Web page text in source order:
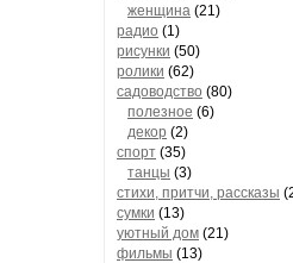
женщина (21)
радио (1)
рисунки (50)
ролики (62)
садоводство (80)
полезное (6)
декор (2)
спорт (35)
танцы (3)
стихи, притчи, рассказы
сумки (13)
уютный дом (21)
фильмы (13)